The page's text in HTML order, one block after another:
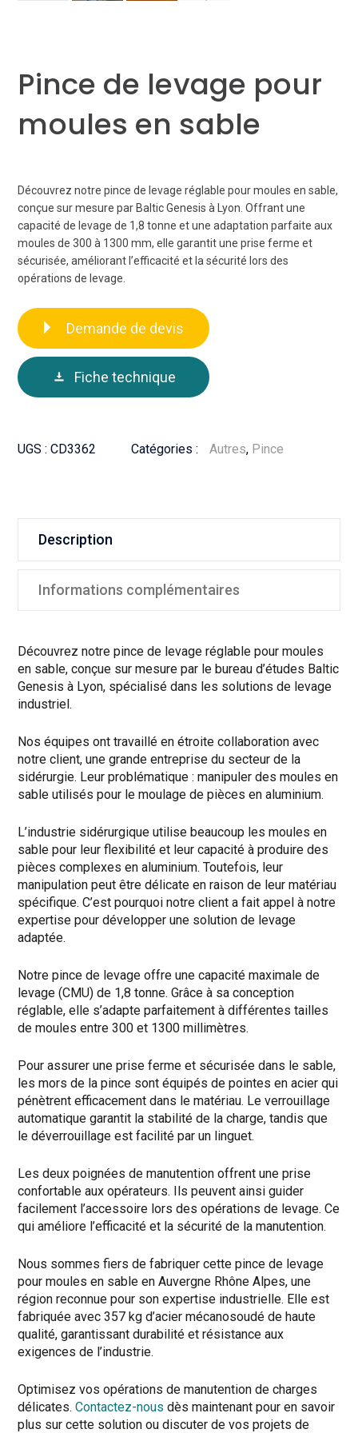
Pince de levage pour
moules en sable
Découvrez notre pince de levage réglable pour moules en sable,
conçue sur mesure par Baltic Genesis à Lyon. Offrant une
capacité de levage de 1,8 tonne et une adaptation parfaite aux
moules de 300 à 1300 mm, elle garantit une prise ferme et
sécurisée, améliorant l’efficacité et la sécurité lors des
opérations de levage.
Demande de devis
Fiche technique
UGS :CD3362 Catégories : Autres, Pince
Description
Informations complémentaires
Découvrez notre pince de levage réglable pour moules
en sable, conçue sur mesure par le bureau d’études Baltic
Genesis à Lyon, spécialisé dans les solutions de levage
industriel.
Nos équipes ont travaillé en étroite collaboration avec
notre client, une grande entreprise du secteur de la
sidérurgie. Leur problématique : manipuler des moules en
sable utilisés pour le moulage de pièces en aluminium.
L’industrie sidérurgique utilise beaucoup les moules en
sablepour leur flexibilité et leur capacité à produire des
pièces complexes en aluminium.Toutefois, leur
manipulation peut être délicate en raison de leur matériau
spécifique.C’est pourquoi notre client a fait appel à notre
expertise pour développer une solution de levage
adaptée.
Notre pince de levage offre une capacité maximale de
levage (CMU) de 1,8 tonne. Grâce à sa conception
réglable, elle s’adapte parfaitement à différentes tailles
de moules entre 300 et 1300 millimètres.
Pour assurer une prise ferme et sécurisée dans le sable,
les mors de la pince sont équipés de pointes en acier qui
pénètrent efficacement dans le matériau. Le verrouillage
automatique garantit la stabilité de la charge, tandis que
le déverrouillage est facilité par un linguet.
Les deux poignées de manutention offrent une prise
confortable aux opérateurs. Ils peuvent ainsi guider
facilement l’accessoire lors des opérations de levage. Ce
qui améliore l’efficacité et la sécurité de la manutention.
Nous sommes fiers de fabriquer cette pince de levage
pour moules en sable en Auvergne Rhône Alpes, une
région reconnue pour son expertise industrielle. Elle est
fabriquée avec 357 kg d’acier mécanosoudé de haute
qualité, garantissant durabilité et résistance aux
exigences de l’industrie.
Optimisez vos opérations de manutention de charges
délicates.Contactez-nous dès maintenant pour en savoir
plus sur cette solution ou discuter de vos projets de